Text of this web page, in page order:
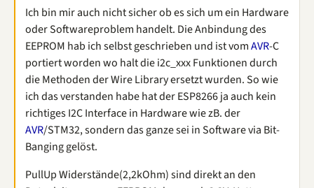
Ich bin mir auch nicht sicher ob es sich um ein Hardware
oder Softwareproblem handelt. Die Anbindung des
EEPROM hab ich selbst geschrieben und ist vomAVR-C
portiert worden wo halt die i2c_xxx Funktionen durch
die Methoden der Wire Library ersetzt wurden. So wie
ich das verstanden habe hat der ESP8266 ja auch kein
richtiges I2C Interface in Hardware wie zB. der
AVR/STM32, sondern das ganze sei in Software via Bit-
Banging gelöst.
PullUp Widerstände(2,2kOhm) sind direkt an den